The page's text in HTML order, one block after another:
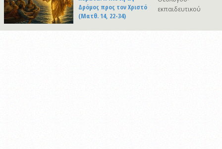
Δρόμος προς τον Χριστό
(Ματθ. 14, 22-34)
εκπαιδευτικού